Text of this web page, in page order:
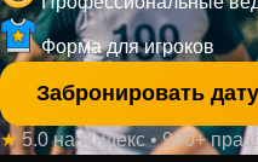
Форма для игроков
Забронировать дату
★ 5.0 на Яндекс • 900+